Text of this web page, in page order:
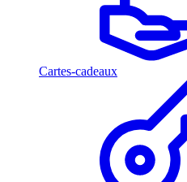
Cartes-cadeaux